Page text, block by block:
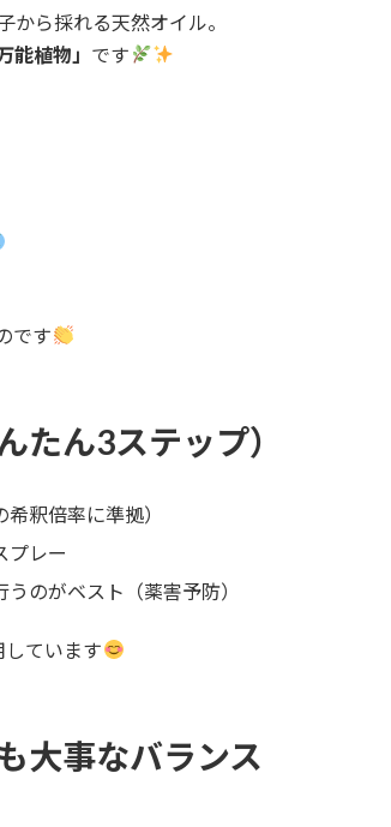
から採れる天然オイル。
能植物」 です
です
たん3ステップ）
釈倍率に準拠）
プレー
うのがベスト（薬害予防）
ています
大事なバランス